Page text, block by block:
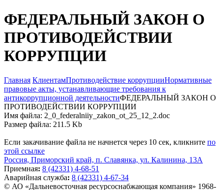
ФЕДЕРАЛЬНЫЙ ЗАКОН О
ПРОТИВОДЕЙСТВИИ
КОРРУПЦИИ
Главная КлиентамПротиводействие коррупцииНормативные
правовые акты, устанавливающие требования к
антикоррупционной деятельностиФЕДЕРАЛЬНЫЙ ЗАКОН О
ПРОТИВОДЕЙСТВИИ КОРРУПЦИИ
Имя файла: 2_0_federalniiy_zakon_ot_25_12_2.doc
Размер файла: 211.5 Kb
Если закачивание файла не начнется через 10 сек, кликните по
этой ссылке
Россия, Приморский край, п. Славянка, ул. Калинина, 13А
Приемная: 8 (42331) 4-68-51
Аварийная служба: 8 (42331) 4-67-34
© АО «Дальневосточная ресурсоснабжающая компания» 1968-